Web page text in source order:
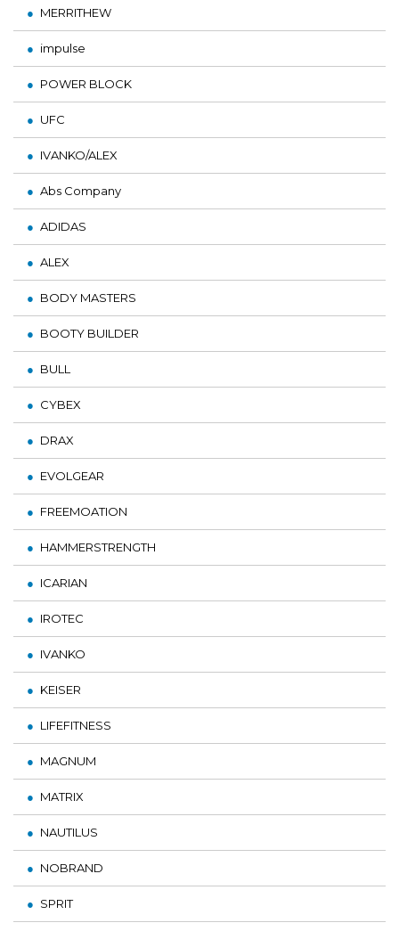
MERRITHEW
impulse
POWER BLOCK
UFC
IVANKO/ALEX
Abs Company
ADIDAS
ALEX
BODY MASTERS
BOOTY BUILDER
BULL
CYBEX
DRAX
EVOLGEAR
FREEMOATION
HAMMERSTRENGTH
ICARIAN
IROTEC
IVANKO
KEISER
LIFEFITNESS
MAGNUM
MATRIX
NAUTILUS
NOBRAND
SPRIT